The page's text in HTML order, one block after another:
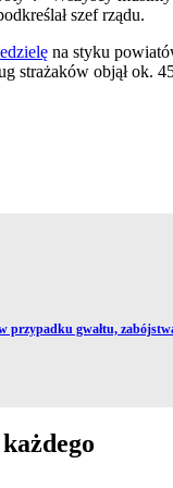
szef rządu.
na styku
strażaków objął ok.
przypadku gwałtu,